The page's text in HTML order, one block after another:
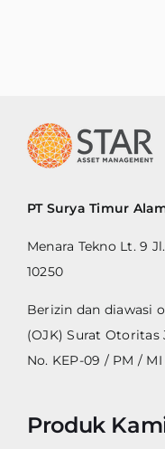
PT Surya Timur
Menara Tekno Lt. 9
10250
Berizin dan diawasi
(OJK) Surat Otoritas
No. KEP-09 / PM /
Produk